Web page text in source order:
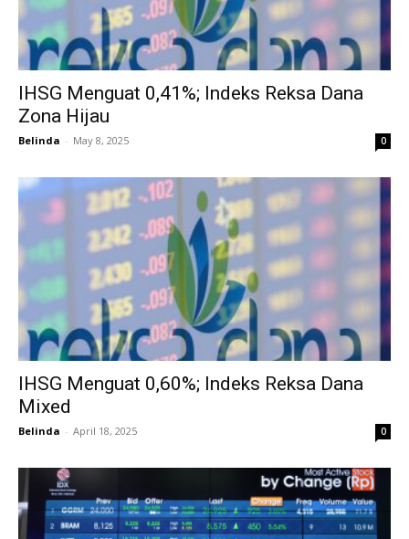
IHSG Menguat 0,41%; Indeks Reksa Dana
Zona Hijau
Belinda - May 8, 2025 0
IHSG Menguat 0,60%; Indeks Reksa Dana
Mixed
Belinda - April 18, 2025 0